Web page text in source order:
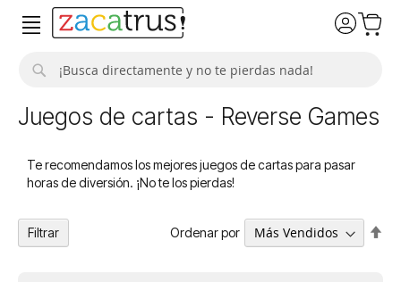
Juegos de cartas - Reverse Games
Te recomendamos los mejores juegos de cartas para pasar
horas de diversión. ¡No te los pierdas!
Ordenar por
Filtrar